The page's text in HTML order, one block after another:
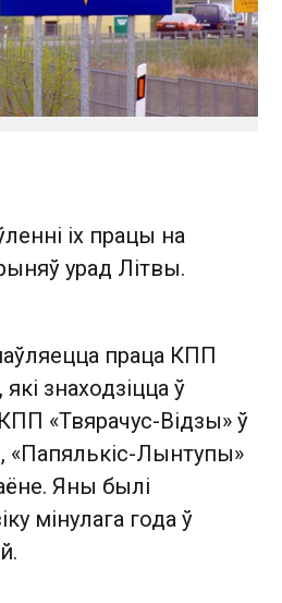
іх працы на
урад Літвы.
праца КПП
знаходзіцца ў
«Твярачус-Відзы» ў
«Папялькіс-Лынтупы»
Яны былі
мінулага года ў